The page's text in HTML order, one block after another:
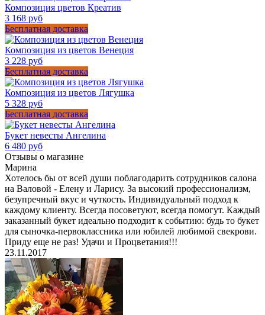
Композиция цветов Креатив
3 168 руб
Бесплатная доставка
Композиция из цветов Венеция
3 228 руб
Бесплатная доставка
Композиция из цветов Лягушка
5 328 руб
Бесплатная доставка
Букет невесты Ангелина
6 480 руб
Отзывы о магазине
Марина
Хотелось бы от всей души поблагодарить сотрудников салона
на Валовой - Елену и Ларису. За высокий профессионализм,
безупречный вкус и чуткость. Индивидуальный подход к
каждому клиенту. Всегда посоветуют, всегда помогут. Каждый
заказанный букет идеально подходит к событию: будь то букет
для сыночка-первоклассника или юбилей любимой свекрови.
Приду еще не раз! Удачи и Процветания!!!
23.11.2017